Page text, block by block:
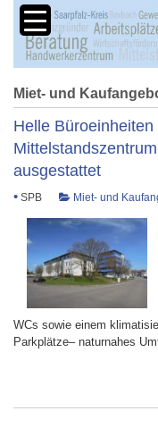
Miet- und
Helle
ausgestattet
• SPB Miet- und
WCs sowie einem
Parkplätze– naturnahes